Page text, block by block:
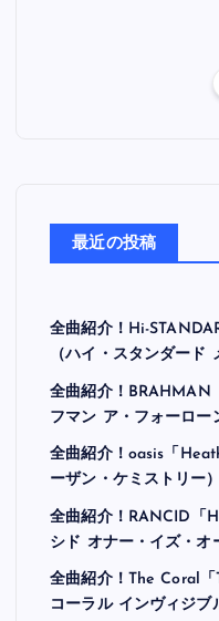
最近の投稿
全曲紹介！Hi-
（ハイ・スタンダード
全曲紹介！BRAHMAN
フマン ア・フォーロー
全曲紹介！oasis「
ーザン・ケミストリー）
全曲紹介！RANCID「
シド オナー・イズ・オ
全曲紹介！The Coral
コーラル インヴィジブ